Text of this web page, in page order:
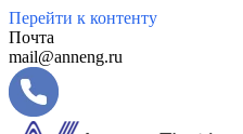
Перейти к контенту
Почта
mail@anneng.ru